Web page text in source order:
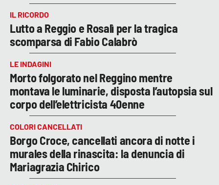
IL RICORDO
Lutto a Reggio e Rosalì per la tragica
scomparsa di Fabio Calabrò
LE INDAGINI
Morto folgorato nel Reggino mentre
montava le luminarie, disposta l’autopsia sul
corpo dell’elettricista 40enne
COLORI CANCELLATI
Borgo Croce, cancellati ancora di notte i
murales della rinascita: la denuncia di
Mariagrazia Chirico